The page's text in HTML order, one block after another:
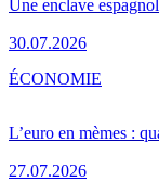
Une enclave
30.07.2026
L’euro en mèmes :
27.07.2026
ÉCONOMIE